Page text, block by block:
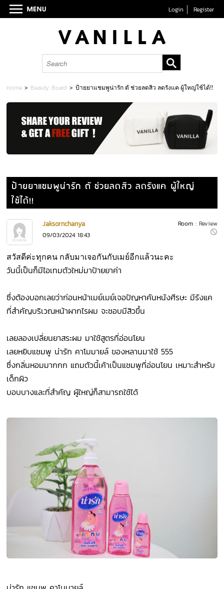
Login Register
Home > Beauty Board >ป้ายยาแชมพูน่ารัก ตั ช่วยลดสิว ลดรังแค ผู้ใหญ่ใช้ได้!!
ป้ายยาแชมพูน่ารัก ตั ช่วยลดสิว ลดรังแค ผู้ใหญ่
ใช้ได้!!
Room : Review
Jaksornchanya
09/03/2024 18:43
สวัสดีค่ะทุกคน กลับมาเจอกันกับเมย์อีกแล้วนะคะ
วันนี้เป็นก็มีไอเทมตัวใหม่มาป้ายยาค่า
ซึ่งต้องบอกเลยว่าก่อนหน้าเมย์เมย์เจอปัญหาคันหนังศีรษะ มีรังแค
ที่สำคัญบริเวณหน้าผากไรผม จะชอบมีสิวขึ้น
เลยลองเปลี่ยนยาสระผม มาใช้สูตรที่อ่อนโยน
เลยหยิบแชมพู น่ารัก คาโมมายล์ ของหลานมาใช้ 555
ซึ่งกลิ่นหอมมากกก แถมตัวนี้เค้าเป็นแชมพูที่อ่อนโยน เหมาะสำหรับ
เด็กผิว
บอบบางและที่สำคัญ ผู้ใหญ่ก็สามารถใช้ได้